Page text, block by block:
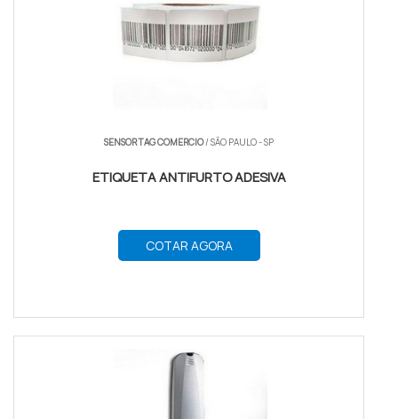
SENSOR TAG COMERCIO/ SÃO PAULO - SP
ETIQUETA ANTIFURTO ADESIVA
COTAR AGORA